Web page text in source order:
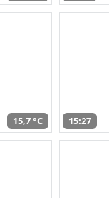
15,7 °C 15:27